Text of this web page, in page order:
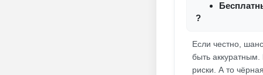
?
Если честно,
быть аккуратным.
риски. А то